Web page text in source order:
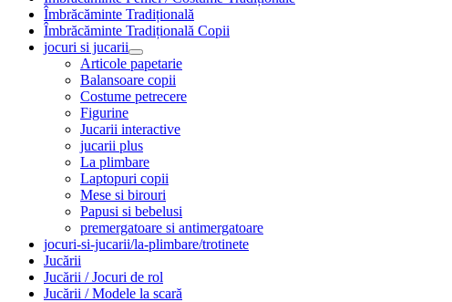
Îmbrăcăminte Tradițională
Îmbrăcăminte Tradițională Copii
jocuri si jucarii
Articole papetarie
Balansoare copii
Costume petrecere
Figurine
Jucarii interactive
jucarii plus
La plimbare
Laptopuri copii
Mese si birouri
Papusi si bebelusi
premergatoare si antimergatoare
jocuri-si-jucarii/la-plimbare/trotinete
Jucării
Jucării / Jocuri de rol
Jucării / Modele la scară